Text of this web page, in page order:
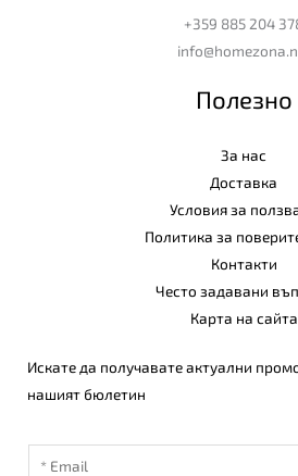
+359 885 204
Полезно
За нас
Доставка
Условия за
Политика за
Контакти
Често задавани
Карта на сайта
Искате да получавате актуални
нашият бюлетин